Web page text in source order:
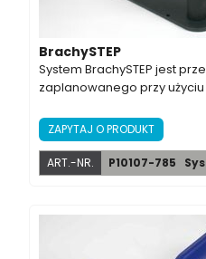
BrachySTEP
System BrachySTEP jest
zaplanowanego przy użyciu
ZAPYTAJ O PRODUKT
ART.-NR. P10107-785